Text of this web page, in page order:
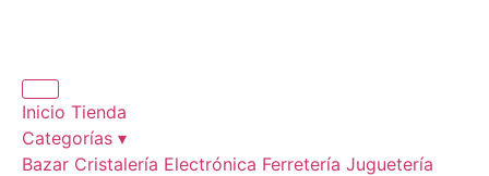
Inicio Tienda
Categorías ▾
Bazar Cristalería Electrónica Ferretería Juguetería